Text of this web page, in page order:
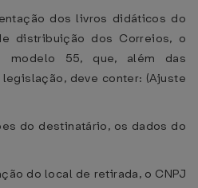
dos livros didáticos do
distribuição dos Correios, o
modelo 55, que, além das
deve conter: (Ajuste
do destinatário, os dados do
do local de retirada, o CNPJ